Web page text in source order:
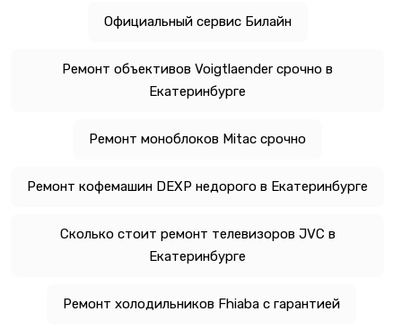
Официальный сервис Билайн
Ремонт объективов Voigtlaender срочно в
Екатеринбурге
Ремонт моноблоков Mitac срочно
Ремонт кофемашин DEXP недорого в Екатеринбурге
Сколько стоит ремонт телевизоров JVC в
Екатеринбурге
Ремонт холодильников Fhiaba с гарантией